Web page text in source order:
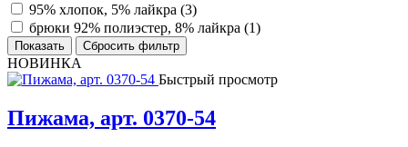
95% хлопок, 5% лайкра (3)
брюки 92% полиэстер, 8% лайкра (1)
НОВИНКА
Быстрый просмотр
Пижама, арт. 0370-54